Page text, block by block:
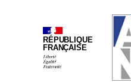
RÉPUBLIQUE
FRANÇAISE